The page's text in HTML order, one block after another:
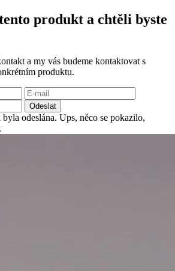
produkt a chtěli byste
a my vás budeme kontaktovat s
produktu.
Odeslat
odeslána. Ups, něco se pokazilo,